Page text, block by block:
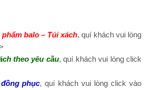
balo – Túi xách, quí khách vui lòng
theo yêu cầu, quí khách vui lòng click
phục, quí khách vui lòng click vào